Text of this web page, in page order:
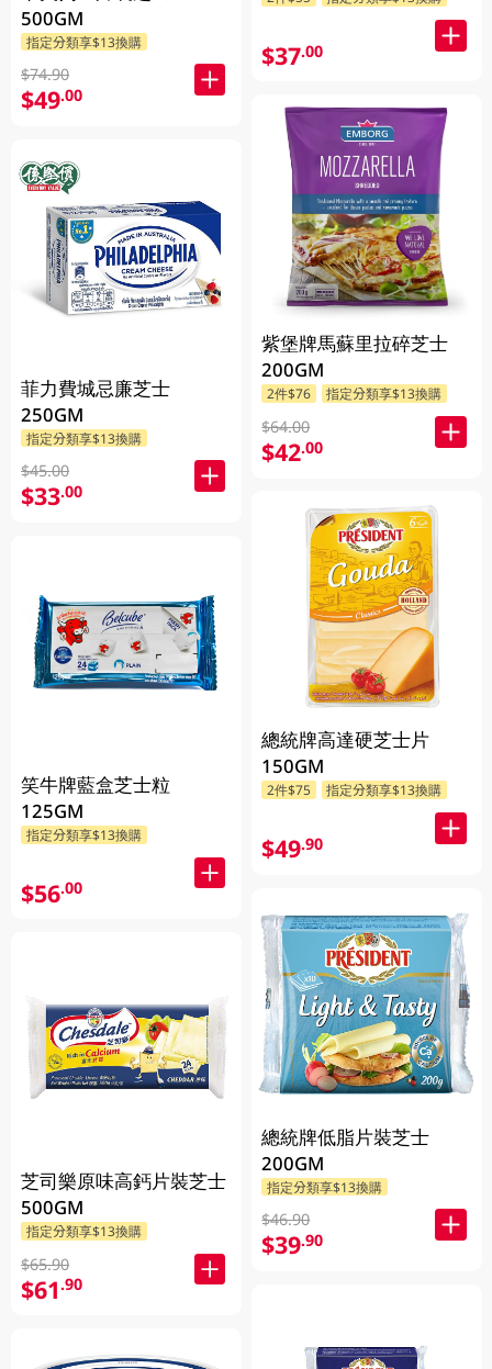
500GM
指定分類享$13換購
$74.90
$49.00
菲力費城忌廉芝士
250GM
指定分類享$13換購
$45.00
$33.00
笑牛牌藍盒芝士粒
125GM
指定分類享$13換購
$56.00
芝司樂原味高鈣片裝芝士
500GM
指定分類享$13換購
$65.90
$61.90
$37.00
紫堡牌馬蘇里拉碎芝士
200GM
2件$76 指定分類享$13換購
$64.00
$42.00
總統牌高達硬芝士片
150GM
2件$75 指定分類享$13換購
$49.90
總統牌低脂片裝芝士
200GM
指定分類享$13換購
$46.90
$39.90